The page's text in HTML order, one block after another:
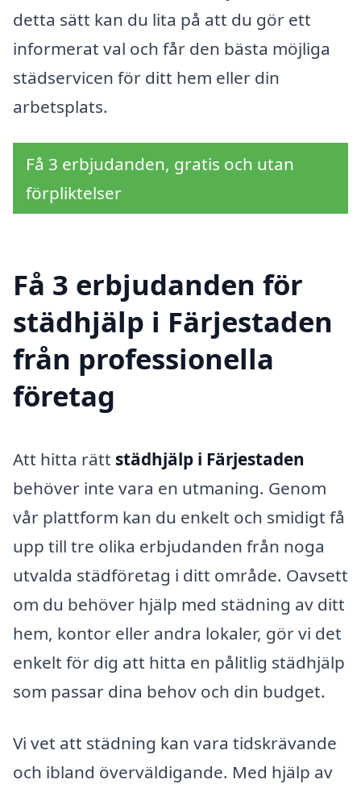
detta sätt kan du lita på att du gör ett
informerat val och får den bästa möjliga
städservicen för ditt hem eller din
arbetsplats.
Få 3 erbjudanden, gratis och utan
förpliktelser
Få 3 erbjudanden för
städhjälp i Färjestaden
från professionella
företag
Att hitta rätt städhjälp i Färjestaden
behöver inte vara en utmaning. Genom
vår plattform kan du enkelt och smidigt få
upp till tre olika erbjudanden från noga
utvalda städföretag i ditt område. Oavsett
om du behöver hjälp med städning av ditt
hem, kontor eller andra lokaler, gör vi det
enkelt för dig att hitta en pålitlig städhjälp
som passar dina behov och din budget.
Vi vet att städning kan vara tidskrävande
och ibland överväldigande. Med hjälp av